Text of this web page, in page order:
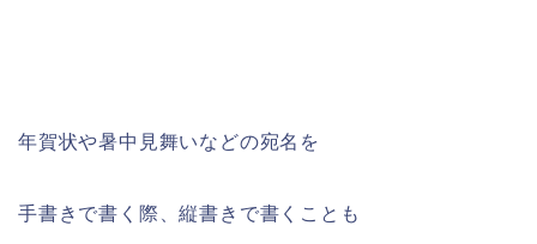
年賀状や暑中見舞いなどの宛名を
手書きで書く際、縦書きで書くことも